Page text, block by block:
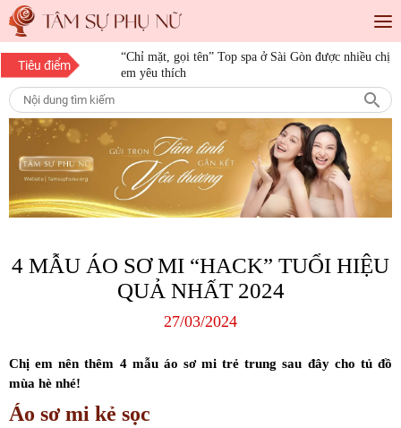
Tiêu điểm
“Chỉ mặt, gọi tên” Top spa ở Sài Gòn được nhiều chị
em yêu thích
“Save” ngay địa chỉ làm tóc đẹp Sài Gòn cho những
10 bí quyết làm đẹp cho nàng mọi độ tuổi
15 bí quyết làm đẹp da mặt từ thiên nhiên giúp nàng
luôn tươi trẻ
4 MẪU ÁO SƠ MI “HACK” TUỔI HIỆU
QUẢ NHẤT 2024
27/03/2024
Chị em nên thêm 4 mẫu áo sơ mi trẻ trung sau đây cho tủ đồ
mùa hè nhé!
Áo sơ mi kẻ sọc